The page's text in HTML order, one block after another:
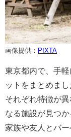
画像提供： PIXTA
東京都内で、手
ットをまとめまし
それぞれ特徴が
なる施設が見つか
家族や友人とバ